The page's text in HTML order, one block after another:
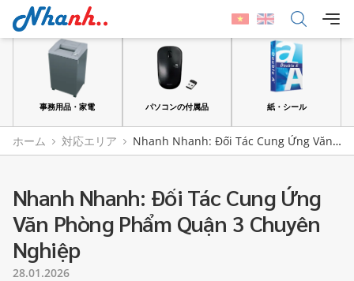
事務用品・家電 パソコンの付属品 紙・シール
ホーム 対応エリア
Nhanh Nhanh: Đối Tác Cung Ứng Văn
Phòng Phẩm Quận 3 Chuyên Nghiệp
Nhanh Nhanh: Đối Tác Cung Ứng
Văn Phòng Phẩm Quận 3 Chuyên
Nghiệp
28.01.2026